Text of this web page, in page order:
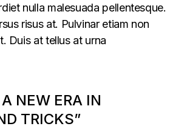
nulla malesuada pellentesque.
risus at. Pulvinar etiam non
Duis at tellus at urna
NEW ERA IN
TRICKS”